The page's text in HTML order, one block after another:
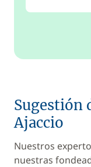
Sugestión
Ajaccio
Nuestros
nuestras